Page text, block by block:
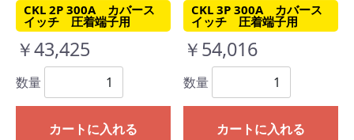
CKL 2P 300A カバース
イッチ 圧着端子用
￥43,425
数量
カートに入れる
CKL 3P 300A カバース
イッチ 圧着端子用
￥54,016
数量
カートに入れる